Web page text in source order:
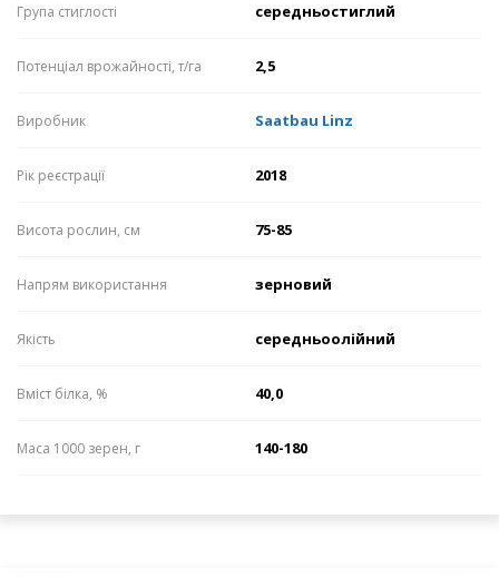
Група стиглості середньостиглий
Потенціал врожайності, т/га 2,5
Виробник Saatbau Linz
Рік реєстрації 2018
Висота рослин, см 75-85
Напрям використання зерновий
Якість середньоолійний
Вміст білка, % 40,0
Маса 1000 зерен, г 140-180